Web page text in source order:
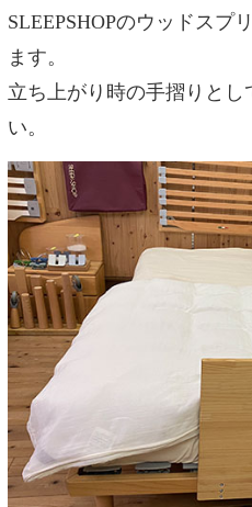
SLEEPSHOPのウッドスプ
ます。
立ち上がり時の手摺りとし
い。